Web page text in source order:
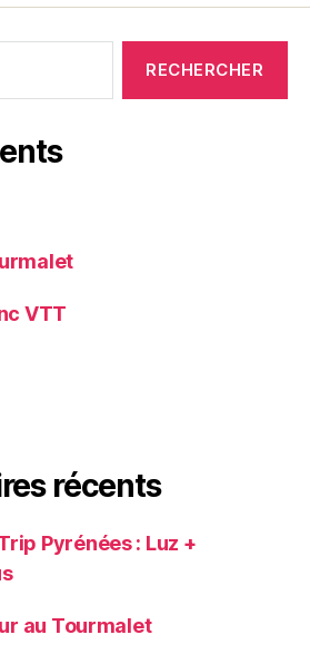
VTT
récents
Pyrénées : Luz +
au Tourmalet